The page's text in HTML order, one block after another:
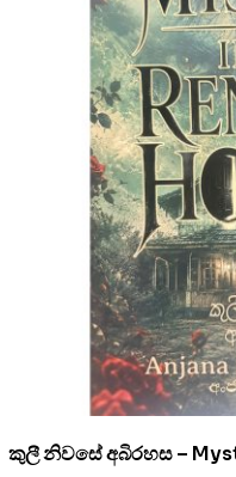
කුලී නිවසේ අබිරහස –